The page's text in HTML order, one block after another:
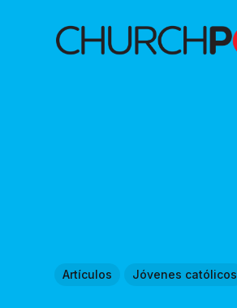
Artículos Jóvenes católicos